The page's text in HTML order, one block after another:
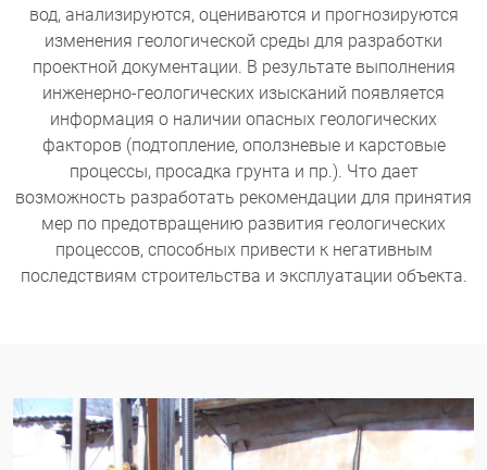
вод, анализируются, оцениваются и прогнозируются
изменения геологической среды для разработки
проектной документации. В результате выполнения
инженерно-геологических изысканий появляется
информация о наличии опасных геологических
факторов (подтопление, оползневые и карстовые
процессы, просадка грунта и пр.). Что дает
возможность разработать рекомендации для принятия
мер по предотвращению развития геологических
процессов, способных привести к негативным
последствиям строительства и эксплуатации объекта.